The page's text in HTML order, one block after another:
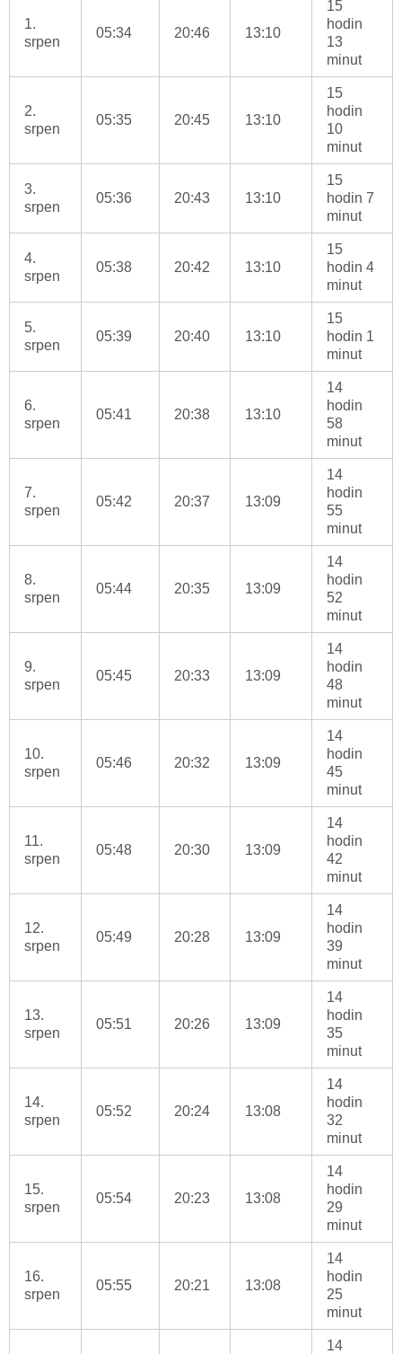
1.
srpen
05:34 20:46 13:10
15
hodin
13
minut
2.
srpen
05:35 20:45 13:10
15
hodin
10
minut
3.
srpen
05:36 20:43 13:10
15
hodin 7
minut
4.
srpen
05:38 20:42 13:10
15
hodin 4
minut
5.
srpen
05:39 20:40 13:10
15
hodin 1
minut
6.
srpen
05:41 20:38 13:10
14
hodin
58
minut
7.
srpen
05:42 20:37 13:09
14
hodin
55
minut
8.
srpen
05:44 20:35 13:09
14
hodin
52
minut
9.
srpen
05:45 20:33 13:09
14
hodin
48
minut
10.
srpen
05:46 20:32 13:09
14
hodin
45
minut
11.
srpen
05:48 20:30 13:09
14
hodin
42
minut
12.
srpen
05:49 20:28 13:09
14
hodin
39
minut
13.
srpen
05:51 20:26 13:09
14
hodin
35
minut
14.
srpen
05:52 20:24 13:08
14
hodin
32
minut
15.
srpen
05:54 20:23 13:08
14
hodin
29
minut
16.
srpen
05:55 20:21 13:08
14
hodin
25
minut
14